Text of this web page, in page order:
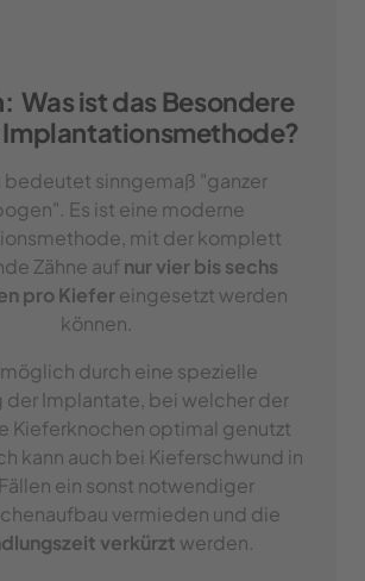
Was ist das
Besondere
Implantationsmethode?
bedeutet sinngemaß "ganzer
Es ist eine moderne
mit der komplett
Zähne auf nur vier bis sechs
pro Kiefer eingesetzt werden
können.
möglich durch eine spezielle
der Implantate, bei welcher der
Kieferknochen optimal genutzt
kann auch bei Kieferschwund in
ein sonst notwendiger
verkürzt werden.